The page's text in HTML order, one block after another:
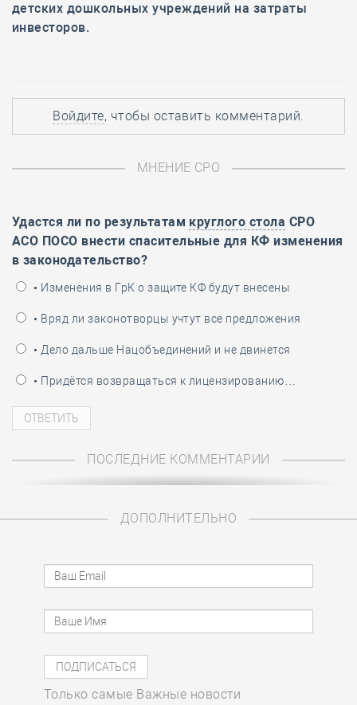
детских дошкольных учреждений на затраты
инвесторов.
Войдите, чтобы оставить комментарий.
МНЕНИЕ СРО
Удастся ли по результатам круглого стола СРО
АСО ПОСО внести спасительные для КФ изменения
в законодательство?
• Изменения в ГрК о защите КФ будут внесены
• Вряд ли законотворцы учтут все предложения
• Дело дальше Нацобъединений и не двинется
• Придётся возвращаться к лицензированию…
ПОСЛЕДНИЕ КОММЕНТАРИИ
ДОПОЛНИТЕЛЬНО
Только самые Важные новости